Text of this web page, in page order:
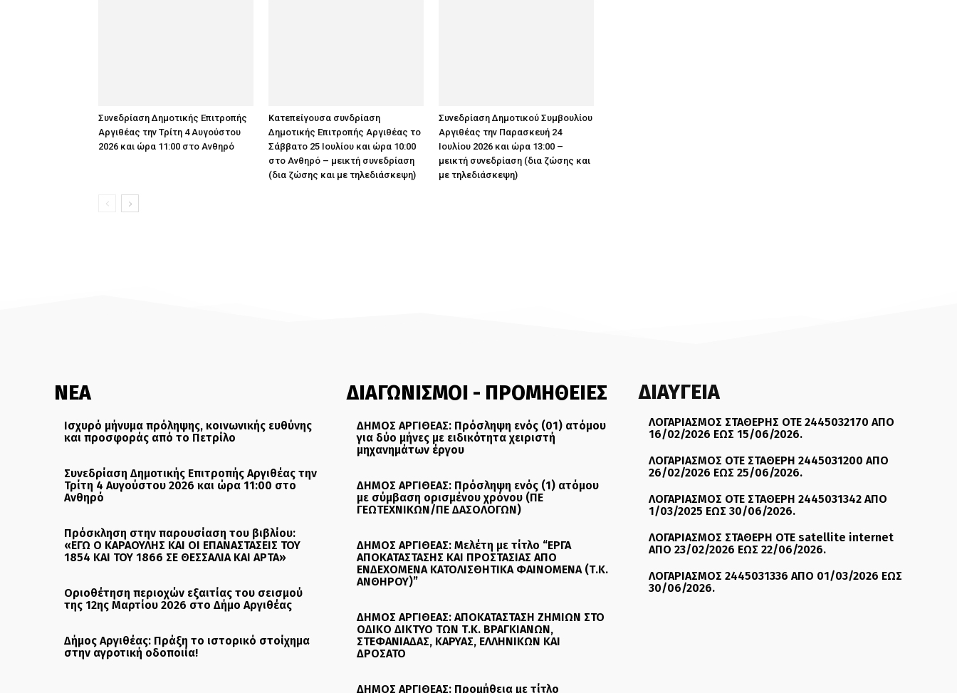
Συνεδρίαση Δημοτικής Επιτροπής
Αργιθέας την Τρίτη 4 Αυγούστου
2026 και ώρα 11:00 στο Ανθηρό
Κατεπείγουσα συνδρίαση
Δημοτικής Επιτροπής Αργιθέας το
Σάββατο 25 Ιουλίου και ώρα 10:00
στο Ανθηρό – μεικτή συνεδρίαση
(δια ζώσης και με τηλεδιάσκεψη)
Συνεδρίαση Δημοτικού Συμβουλίου
Αργιθέας την Παρασκευή 24
Ιουλίου 2026 και ώρα 13:00 –
μεικτή συνεδρίαση (δια ζώσης και
με τηλεδιάσκεψη)
ΝΕΑ
Ισχυρό μήνυμα πρόληψης, κοινωνικής ευθύνης
και προσφοράς από το Πετρίλο
Συνεδρίαση Δημοτικής Επιτροπής Αργιθέας την
Τρίτη 4 Αυγούστου 2026 και ώρα 11:00 στο
Ανθηρό
Πρόσκληση στην παρουσίαση του βιβλίου:
«ΕΓΩ Ο ΚΑΡΑΟΥΛΗΣ ΚΑΙ ΟΙ ΕΠΑΝΑΣΤΑΣΕΙΣ ΤΟΥ
1854 ΚΑΙ ΤΟΥ 1866 ΣΕ ΘΕΣΣΑΛΙΑ ΚΑΙ ΑΡΤΑ»
Οριοθέτηση περιοχών εξαιτίας του σεισμού
της 12ης Μαρτίου 2026 στο Δήμο Αργιθέας
Δήμος Αργιθέας: Πράξη το ιστορικό στοίχημα
στην αγροτική οδοποιία!
ΔΙΑΓΩΝΙΣΜΟΙ - ΠΡΟΜΗΘΕΙΕΣ
ΔΗΜΟΣ ΑΡΓΙΘΕΑΣ: Πρόσληψη ενός (01) ατόμου
για δύο μήνες με ειδικότητα χειριστή
μηχανημάτων έργου
ΔΗΜΟΣ ΑΡΓΙΘΕΑΣ: Πρόσληψη ενός (1) ατόμου
με σύμβαση ορισμένου χρόνου (ΠΕ
ΓΕΩΤΕΧΝΙΚΩΝ/ΠΕ ΔΑΣΟΛΟΓΩΝ)
ΔΗΜΟΣ ΑΡΓΙΘΕΑΣ: Μελέτη με τίτλο “ΕΡΓΑ
ΑΠΟΚΑΤΑΣΤΑΣΗΣ ΚΑΙ ΠΡΟΣΤΑΣΙΑΣ ΑΠΟ
ΕΝΔΕΧΟΜΕΝΑ ΚΑΤΟΛΙΣΘΗΤΙΚΑ ΦΑΙΝΟΜΕΝΑ (Τ.Κ.
ΑΝΘΗΡΟΥ)”
ΔΗΜΟΣ ΑΡΓΙΘΕΑΣ: ΑΠΟΚΑΤΑΣΤΑΣΗ ΖΗΜΙΩΝ ΣΤΟ
ΟΔΙΚΟ ΔΙΚΤΥΟ ΤΩΝ Τ.Κ. ΒΡΑΓΚΙΑΝΩΝ,
ΣΤΕΦΑΝΙΑΔΑΣ, ΚΑΡΥΑΣ, ΕΛΛΗΝΙΚΩΝ ΚΑΙ
ΔΡΟΣΑΤΟ
ΔΗΜΟΣ ΑΡΓΙΘΕΑΣ: Προμήθεια με τίτλο
ΔΙΑΥΓΕΙΑ
ΛΟΓΑΡΙΑΣΜΟΣ ΣΤΑΘΕΡΗΣ ΟΤΕ 2445032170 ΑΠΟ
16/02/2026 ΕΩΣ 15/06/2026.
ΛΟΓΑΡΙΑΣΜΟΣ ΟΤΕ ΣΤΑΘΕΡΗ 2445031200 ΑΠΟ
26/02/2026 ΕΩΣ 25/06/2026.
ΛΟΓΑΡΙΑΣΜΟΣ ΟΤΕ ΣΤΑΘΕΡΗ 2445031342 ΑΠΟ
1/03/2025 ΕΩΣ 30/06/2026.
ΛΟΓΑΡΙΑΣΜΟΣ ΣΤΑΘΕΡΗ ΟΤΕ satellite internet
ΑΠΟ 23/02/2026 ΕΩΣ 22/06/2026.
ΛΟΓΑΡΙΑΣΜΟΣ 2445031336 ΑΠΟ 01/03/2026 ΕΩΣ
30/06/2026.